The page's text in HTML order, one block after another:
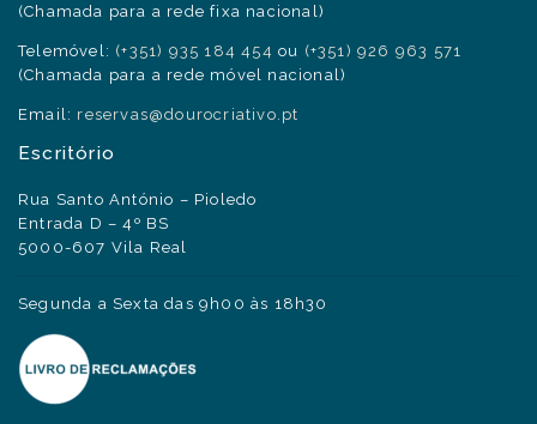
(Chamada para a rede fixa nacional)
Telemóvel: (+351) 935 184 454 ou (+351) 926 963 571
(Chamada para a rede móvel nacional)
Email: reservas@dourocriativo.pt
Escritório
Rua Santo António – Pioledo
Entrada D – 4º BS
5000-607 Vila Real
Segunda a Sexta das 9h00 às 18h30